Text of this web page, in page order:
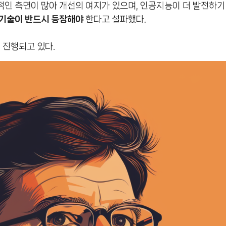
측면이 많아 개선의 여지가 있으며, 인공지능이 더 발전하
술이 반드시 등장해야한다고 설파했다.
행되고 있다.